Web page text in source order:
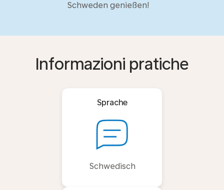
Schweden genießen!
Informazioni pratiche
Sprache
Schwedisch